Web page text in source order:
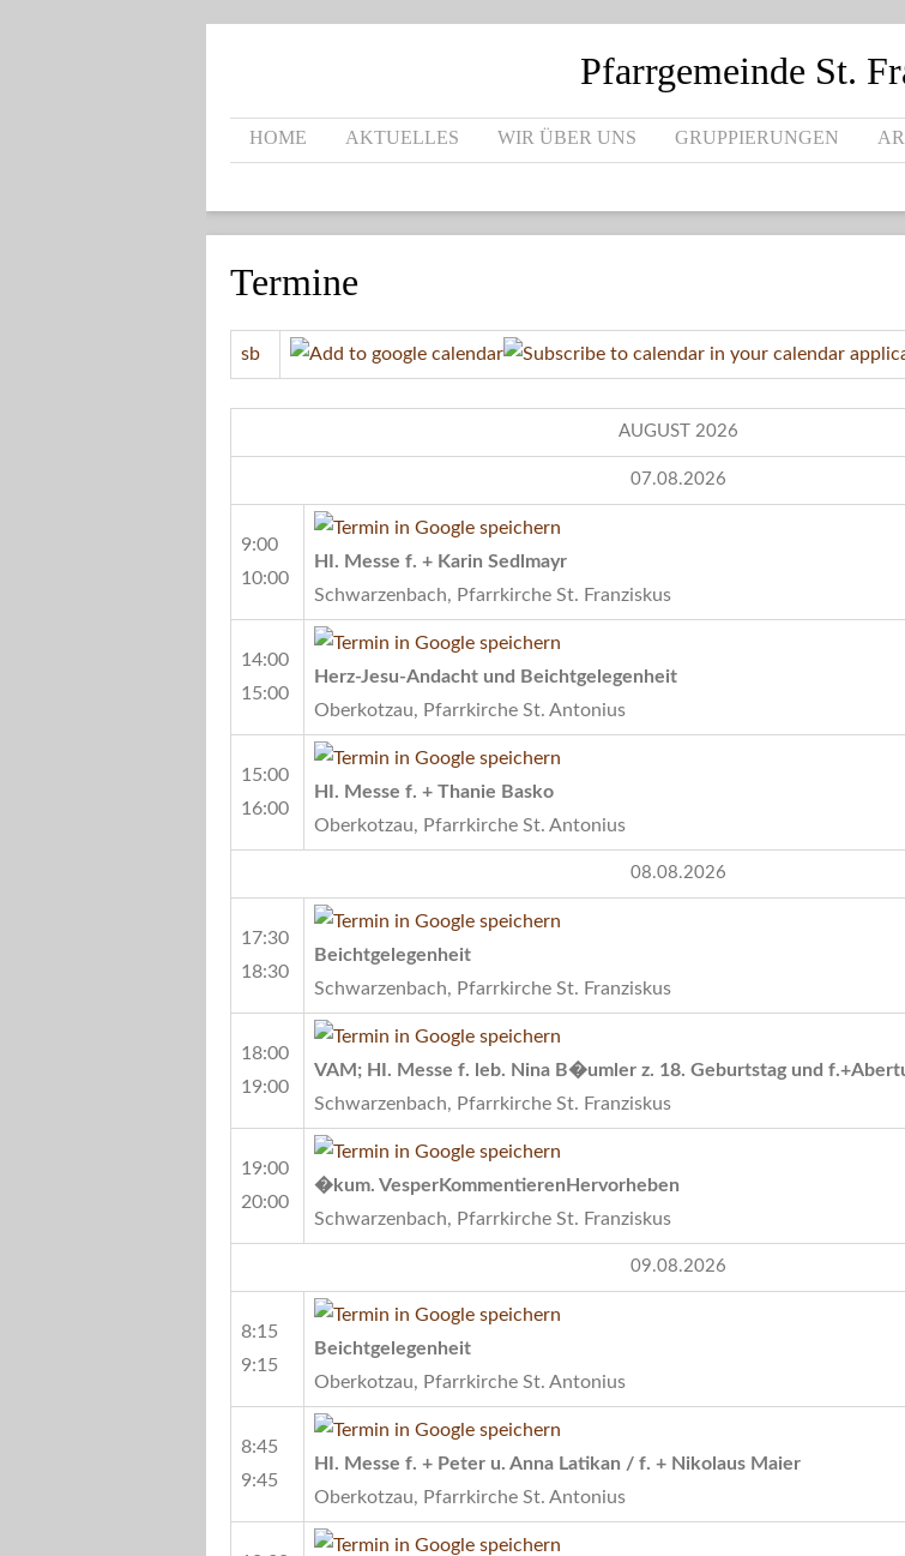
Pfarrgemeinde St.
HOME AKTUELLES WIR ÜBER UNS GRUPPIERUNGEN
Termine
sb
AUGUST 2026
07.08.2026
9:00
10:00
HI. Messe f. + Karin Sedlmayr
Schwarzenbach, Pfarrkirche St. Franziskus
14:00
15:00
Herz-Jesu-Andacht und Beichtgelegenheit
Oberkotzau, Pfarrkirche St. Antonius
15:00
16:00
HI. Messe f. + Thanie Basko
Oberkotzau, Pfarrkirche St. Antonius
08.08.2026
17:30
18:30
Beichtgelegenheit
Schwarzenbach, Pfarrkirche St. Franziskus
18:00
19:00
VAM; HI. Messe f. leb. Nina B�umler z. 18. Geburtstag und
Schwarzenbach, Pfarrkirche St. Franziskus
19:00
20:00
�kum. VesperKommentierenHervorheben
Schwarzenbach, Pfarrkirche St. Franziskus
09.08.2026
8:15
9:15
Beichtgelegenheit
Oberkotzau, Pfarrkirche St. Antonius
8:45
9:45
HI. Messe f. + Peter u. Anna Latikan / f. + Nikolaus Maier
Oberkotzau, Pfarrkirche St. Antonius